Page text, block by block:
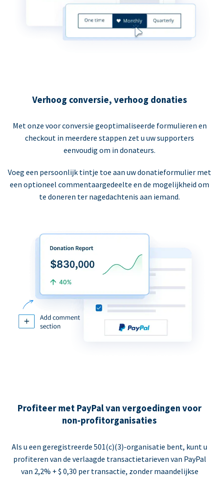
Verhoog conversie, verhoog donaties
Met onze voor conversie geoptimaliseerde formulieren en
checkout in meerdere stappen zet u uw supporters
eenvoudig om in donateurs.
Voeg een persoonlijk tintje toe aan uw donatieformulier met
een optioneel commentaargedeelte en de mogelijkheid om
te doneren ter nagedachtenis aan iemand.
Profiteer met PayPal van vergoedingen voor
non-profitorganisaties
Als u een geregistreerde 501(c)(3)-organisatie bent, kunt u
profiteren van de verlaagde transactietarieven van PayPal
van 2,2% + $ 0,30 per transactie, zonder maandelijkse